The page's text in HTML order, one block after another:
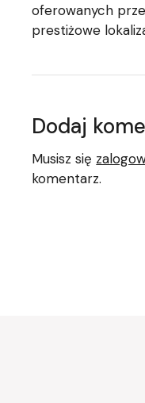
oferowanych
prestiżowe
Dodaj
Musisz się
komentarz.